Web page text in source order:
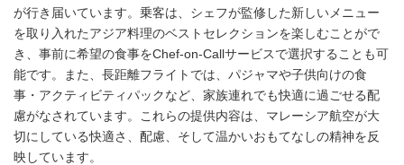
が行き届いています。乗客は、シェフが監修した新しいメニュー
を取り入れたアジア料理のベストセレクションを楽しむことがで
き、事前に希望の食事をChef-on-Callサービスで選択することも可
能です。また、長距離フライトでは、パジャマや子供向けの食
事・アクティビティパックなど、家族連れでも快適に過ごせる配
慮がなされています。これらの提供内容は、マレーシア航空が大
切にしている快適さ、配慮、そして温かいおもてなしの精神を反
映しています。